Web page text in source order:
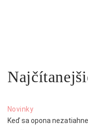
Novinky
Keď sa opona